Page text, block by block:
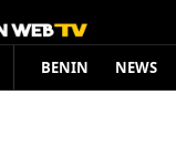
BENIN NEWS